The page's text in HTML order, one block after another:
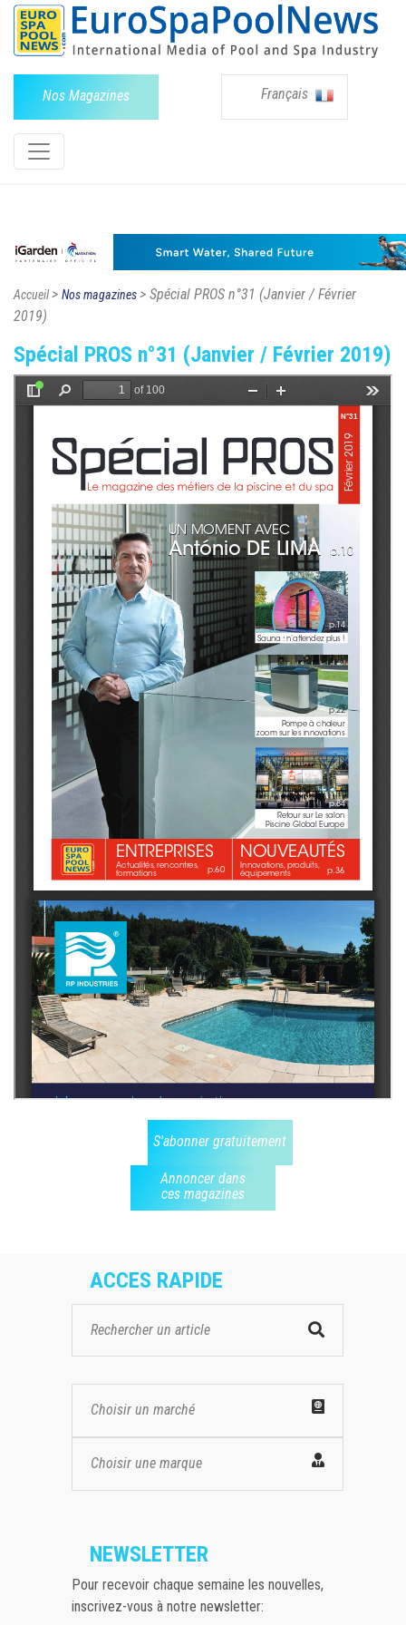
Nos Magazines Français
Accueil> Nos magazines> Spécial PROS n°31 (Janvier / Février
2019)
Spécial PROS n°31 (Janvier / Février 2019)
S'abonner gratuitement
Annoncer dans
ces magazines
ACCES RAPIDE
Choisir un marché
Choisir une marque
NEWSLETTER
Pour recevoir chaque semaine les nouvelles,
inscrivez-vous à notre newsletter: